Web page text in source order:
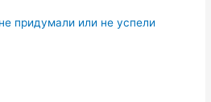
придумали или не успели